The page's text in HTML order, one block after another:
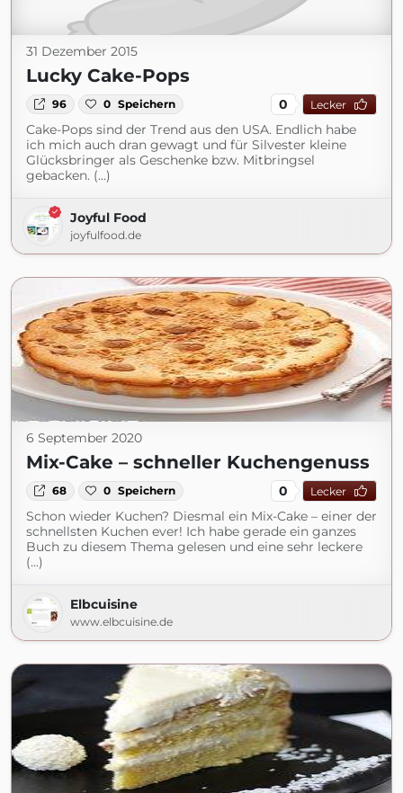
31 Dezember 2015
Lucky Cake-Pops
96 0 Speichern 0 Lecker
Cake-Pops sind der Trend aus den USA. Endlich habe
ich mich auch dran gewagt und für Silvester kleine
Glücksbringer als Geschenke bzw. Mitbringsel
gebacken. (...)
Joyful Food
joyfulfood.de
6 September 2020
Mix-Cake – schneller Kuchengenuss
68 0 Speichern 0 Lecker
Schon wieder Kuchen? Diesmal ein Mix-Cake – einer der
schnellsten Kuchen ever! Ich habe gerade ein ganzes
Buch zu diesem Thema gelesen und eine sehr leckere
(...)
Elbcuisine
www.elbcuisine.de